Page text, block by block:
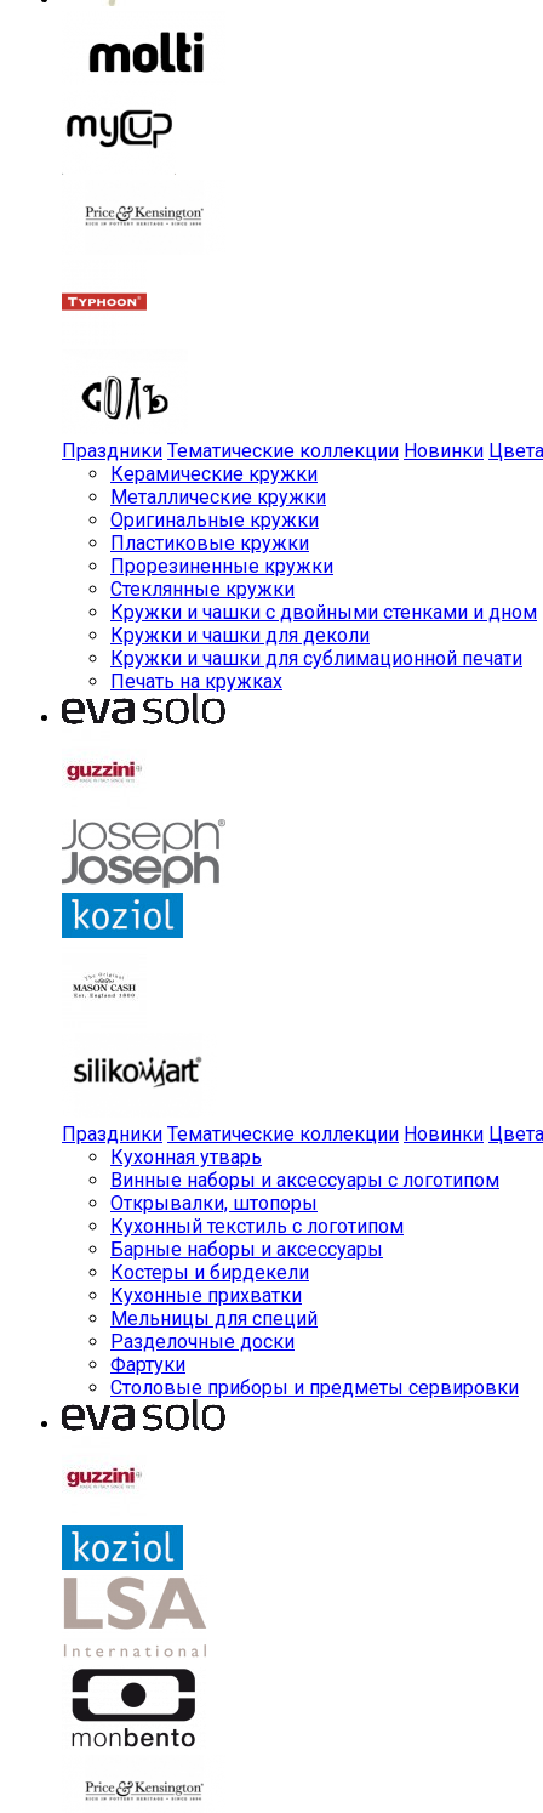
Праздники Тематические коллекции Новинки Цвета
Керамические кружки
Металлические кружки
Оригинальные кружки
Пластиковые кружки
Прорезиненные кружки
Стеклянные кружки
Кружки и чашки с двойными стенками и дном
Кружки и чашки для деколи
Кружки и чашки для сублимационной печати
Печать на кружках
Праздники Тематические коллекции Новинки Цвета
Кухонная утварь
Винные наборы и аксессуары с логотипом
Открывалки, штопоры
Кухонный текстиль с логотипом
Барные наборы и аксессуары
Костеры и бирдекели
Кухонные прихватки
Мельницы для специй
Разделочные доски
Фартуки
Столовые приборы и предметы сервировки